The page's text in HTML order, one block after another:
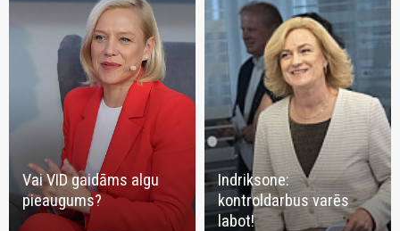
Vai VID gaidāms algu
pieaugums?
Indriksone:
kontroldarbus varēs
labot!